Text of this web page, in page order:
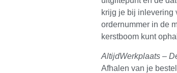
krijg je bij inlevering
ordernummer in de
kerstboom kunt
AltijdWerkplaats –
Afhalen van je